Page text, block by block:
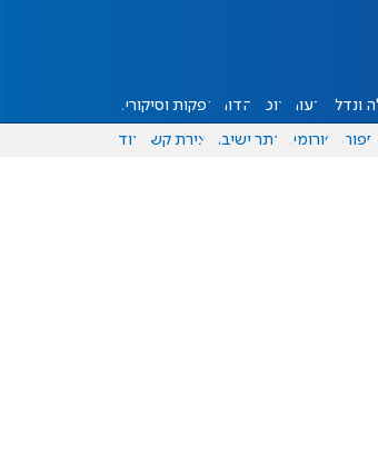
ונדל"ן דעות אוכל יהדות הפקות וסיקורים
ספורט פורומים אתר ישיבה יצירת קשר עוד